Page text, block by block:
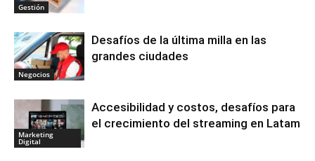
Gestión
Negocios
Desafíos de la última milla en las
grandes ciudades
Marketing
Digital
Accesibilidad y costos, desafíos para
el crecimiento del streaming en Latam